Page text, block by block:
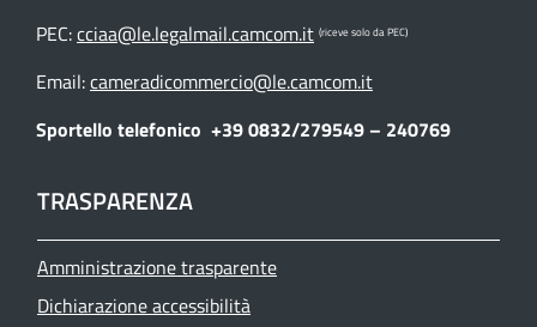
PEC:cciaa@le.legalmail.camcom.it (riceve solo da PEC)
Email:cameradicommercio@le.camcom.it
Sportello telefonico +39 0832/279549 – 240769
TRASPARENZA
Amministrazione trasparente
Dichiarazione accessibilità